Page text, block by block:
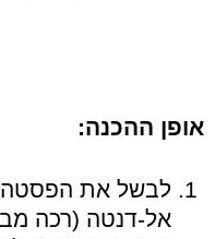
אופן ההכנה:
לבשל את הפסטה
אל-דנטה (רכה